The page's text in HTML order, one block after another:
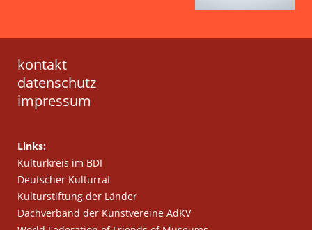
Links:
Kulturkreis im BDI
Deutscher Kulturrat
Kulturstiftung der Länder
Dachverband der Kunstvereine AdKV
kontakt
datenschutz
impressum